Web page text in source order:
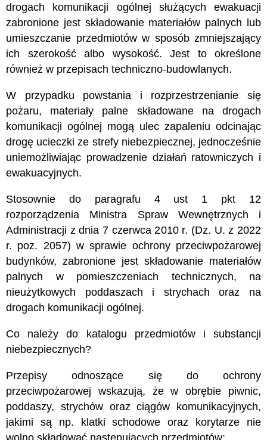
drogach komunikacji ogólnej służących ewakuacji
zabronione jest składowanie materiałów palnych lub
umieszczanie przedmiotów w sposób zmniejszający
ich szerokość albo wysokość. Jest to określone
również w przepisach techniczno-budowlanych.
W przypadku powstania i rozprzestrzenianie się
pożaru, materiały palne składowane na drogach
komunikacji ogólnej mogą ulec zapaleniu odcinając
drogę ucieczki ze strefy niebezpiecznej, jednocześnie
uniemożliwiając prowadzenie działań ratowniczych i
ewakuacyjnych.
Stosownie do paragrafu 4 ust 1 pkt 12
rozporządzenia Ministra Spraw Wewnętrznych i
Administracji z dnia 7 czerwca 2010 r. (Dz. U. z 2022
r. poz. 2057) w sprawie ochrony przeciwpożarowej
budynków, zabronione jest składowanie materiałów
palnych w pomieszczeniach technicznych, na
nieużytkowych poddaszach i strychach oraz na
drogach komunikacji ogólnej.
Co należy do katalogu przedmiotów i substancji
niebezpiecznych?
Przepisy odnoszące się do ochrony
przeciwpożarowej wskazują, że w obrębie piwnic,
poddaszy, strychów oraz ciągów komunikacyjnych,
jakimi są np. klatki schodowe oraz korytarze nie
wolno składować następujących przedmiotów: